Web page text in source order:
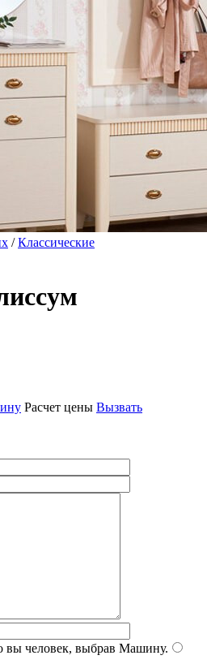
/Классические
Расчет цены Вызвать
вы человек, выбрав Машину.